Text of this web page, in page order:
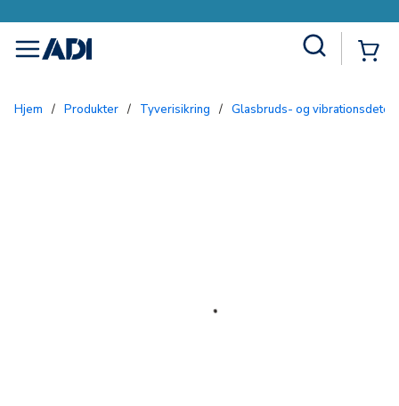
menu
Hjem / Produkter / Tyverisikring / Glasbruds- og